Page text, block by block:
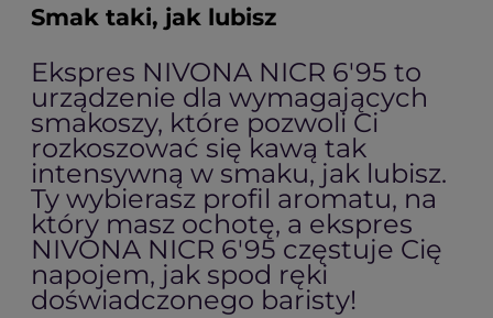
Smak taki, jak lubisz
Ekspres NIVONA NICR 6'95 to
urządzenie dla wymagających
smakoszy, które pozwoli Ci
rozkoszować się kawą tak
intensywną w smaku, jak lubisz.
Ty wybierasz profil aromatu, na
który masz ochotę, a ekspres
NIVONA NICR 6'95 częstuje Cię
napojem, jak spod ręki
doświadczonego baristy!